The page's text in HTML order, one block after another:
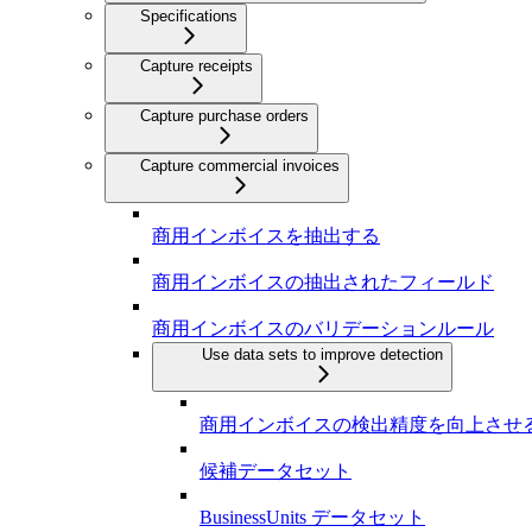
Specifications
Capture receipts
Capture purchase orders
Capture commercial invoices
商用インボイスを抽出する
商用インボイスの抽出されたフィールド
商用インボイスのバリデーションルール
Use data sets to improve detection
商用インボイスの検出精度を向上させ
候補データセット
BusinessUnits データセット